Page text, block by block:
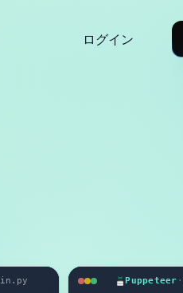
ログイン
Puppeteer ·